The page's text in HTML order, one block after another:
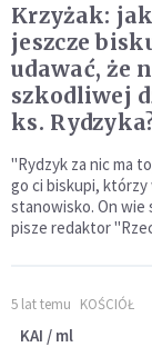
Krzyżak: jak
jeszcze
udawać, że
szkodliwej
ks.
"Rydzyk za nic ma
go ci biskupi,
stanowisko. On wie
pisze redaktor
5 lat temu KOŚCIÓŁ
KAI / ml